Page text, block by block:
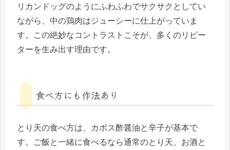
リカンドッグのようにふわふわでサクサクとしてい
ながら、中の鶏肉はジューシーに仕上がっていま
す。この絶妙なコントラストこそが、多くのリピー
ターを生み出す理由です。
食べ方にも作法あり
とり天の食べ方は、カボス酢醤油と辛子が基本で
す。ご飯と一緒に食べるなら通常のとり天、お酒と